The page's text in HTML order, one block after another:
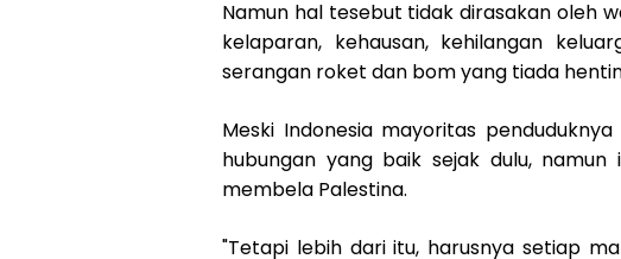
Namun hal tesebut tidak dirasakan oleh
kelaparan, kehausan, kehilangan
serangan roket dan bom yang tiada
Meski Indonesia mayoritas
hubungan yang baik sejak dulu,
membela Palestina.
"Tetapi lebih dari itu, harusnya setiap